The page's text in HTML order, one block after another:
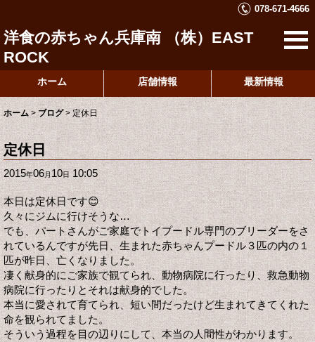
078-671-4666
洋食の赤ちゃん兵庫南 （株）EAST
ROCK
ホーム 店舗情報 最新情報
ホーム > ブログ > 定休日
定休日
2015年06月 10日10:05
本日は定休日です😊
久々にジムに行けそうな…
でも、パートさんがご家庭でトイプードル専門のブリーダーをさ
れているんですが先日、生まれた赤ちゃんプードル３匹の内の１
匹が昨日、亡くなりました。
凄く献身的にご家族で観てられ、動物病院に行ったり、救急動物
病院に行ったりとそれは献身的でした。
本当に愛されて育てられ、短い間だったけど生まれてきてくれた
命を観られてました。
そういう過程を目の辺りにして、本当の人間性がわかります。